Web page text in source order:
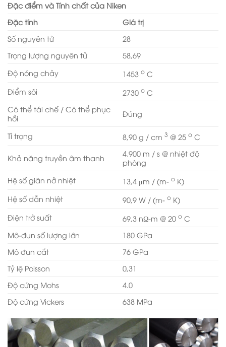
Đặc điểm và Tính chất của Niken
Đặc tính
Giá trị
Số nguyên tử
28
Trọng lượng nguyên tử
58,69
Độ nóng chảy
1453o C
Điểm sôi
2730o C
Có thể tái chế / Có thể phục
hồi
Đúng
Tỉ trọng 8,90 g / cm3 @ 25o C
Khả năng truyền âm thanh
4.900 m / s @ nhiệt độ
phòng
Hệ số giãn nở nhiệt
13,4 μm / (m-o K)
Hệ số dẫn nhiệt
90,9 W / (m-o K)
Điện trở suất
69,3 nΩ-m @ 20o C
Mô-đun số lượng lớn
180 GPa
Mô đun cắt
76 GPa
Tỷ lệ Poisson
0,31
Độ cứng Mohs
4.0
Độ cứng Vickers
638 MPa